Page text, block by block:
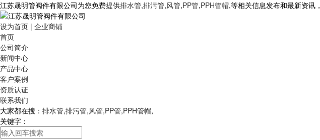
江苏晟明管阀件有限公司为您免费提供排水管,排污管,风管,PP管,PPH管帽,等相关信息发布和最新资讯，
设为首页 | 企业商铺
首页
公司简介
新闻中心
产品中心
客户案例
资质认证
联系我们
大家都在搜： 排水管,排污管,风管,PP管,PPH管帽,
关键字：